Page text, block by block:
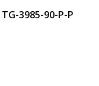
TG-3985-90-P-P